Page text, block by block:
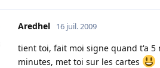
Aredhel 16 juil. 2009
tient toi, fait moi signe quand t'a
minutes, met toi sur les cartes